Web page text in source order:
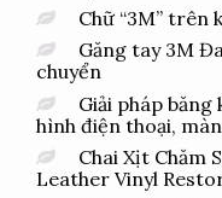
Chữ “3M” trên
Găng tay 3M
chuyển
Giải pháp
hình điện thoại,
Chai Xịt Chăm
Leather Vinyl